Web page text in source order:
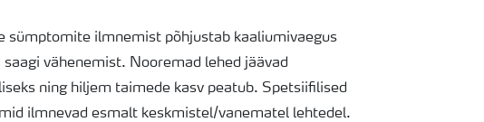
sümptomite ilmnemist põhjustab kaaliumivaegus
saagi vähenemist. Nooremad lehed jäävad
ning hiljem taimede kasv peatub. Spetsiifilised
ilmnevad esmalt keskmistel/vanematel lehtedel.